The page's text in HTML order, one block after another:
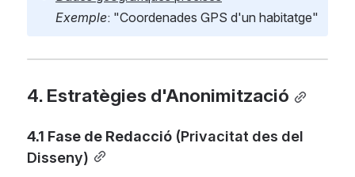
Exemple: "Coordenades GPS d'un habitatge"
4. Estratègies d'Anonimització
4.1 Fase de Redacció (Privacitat des del
Disseny)